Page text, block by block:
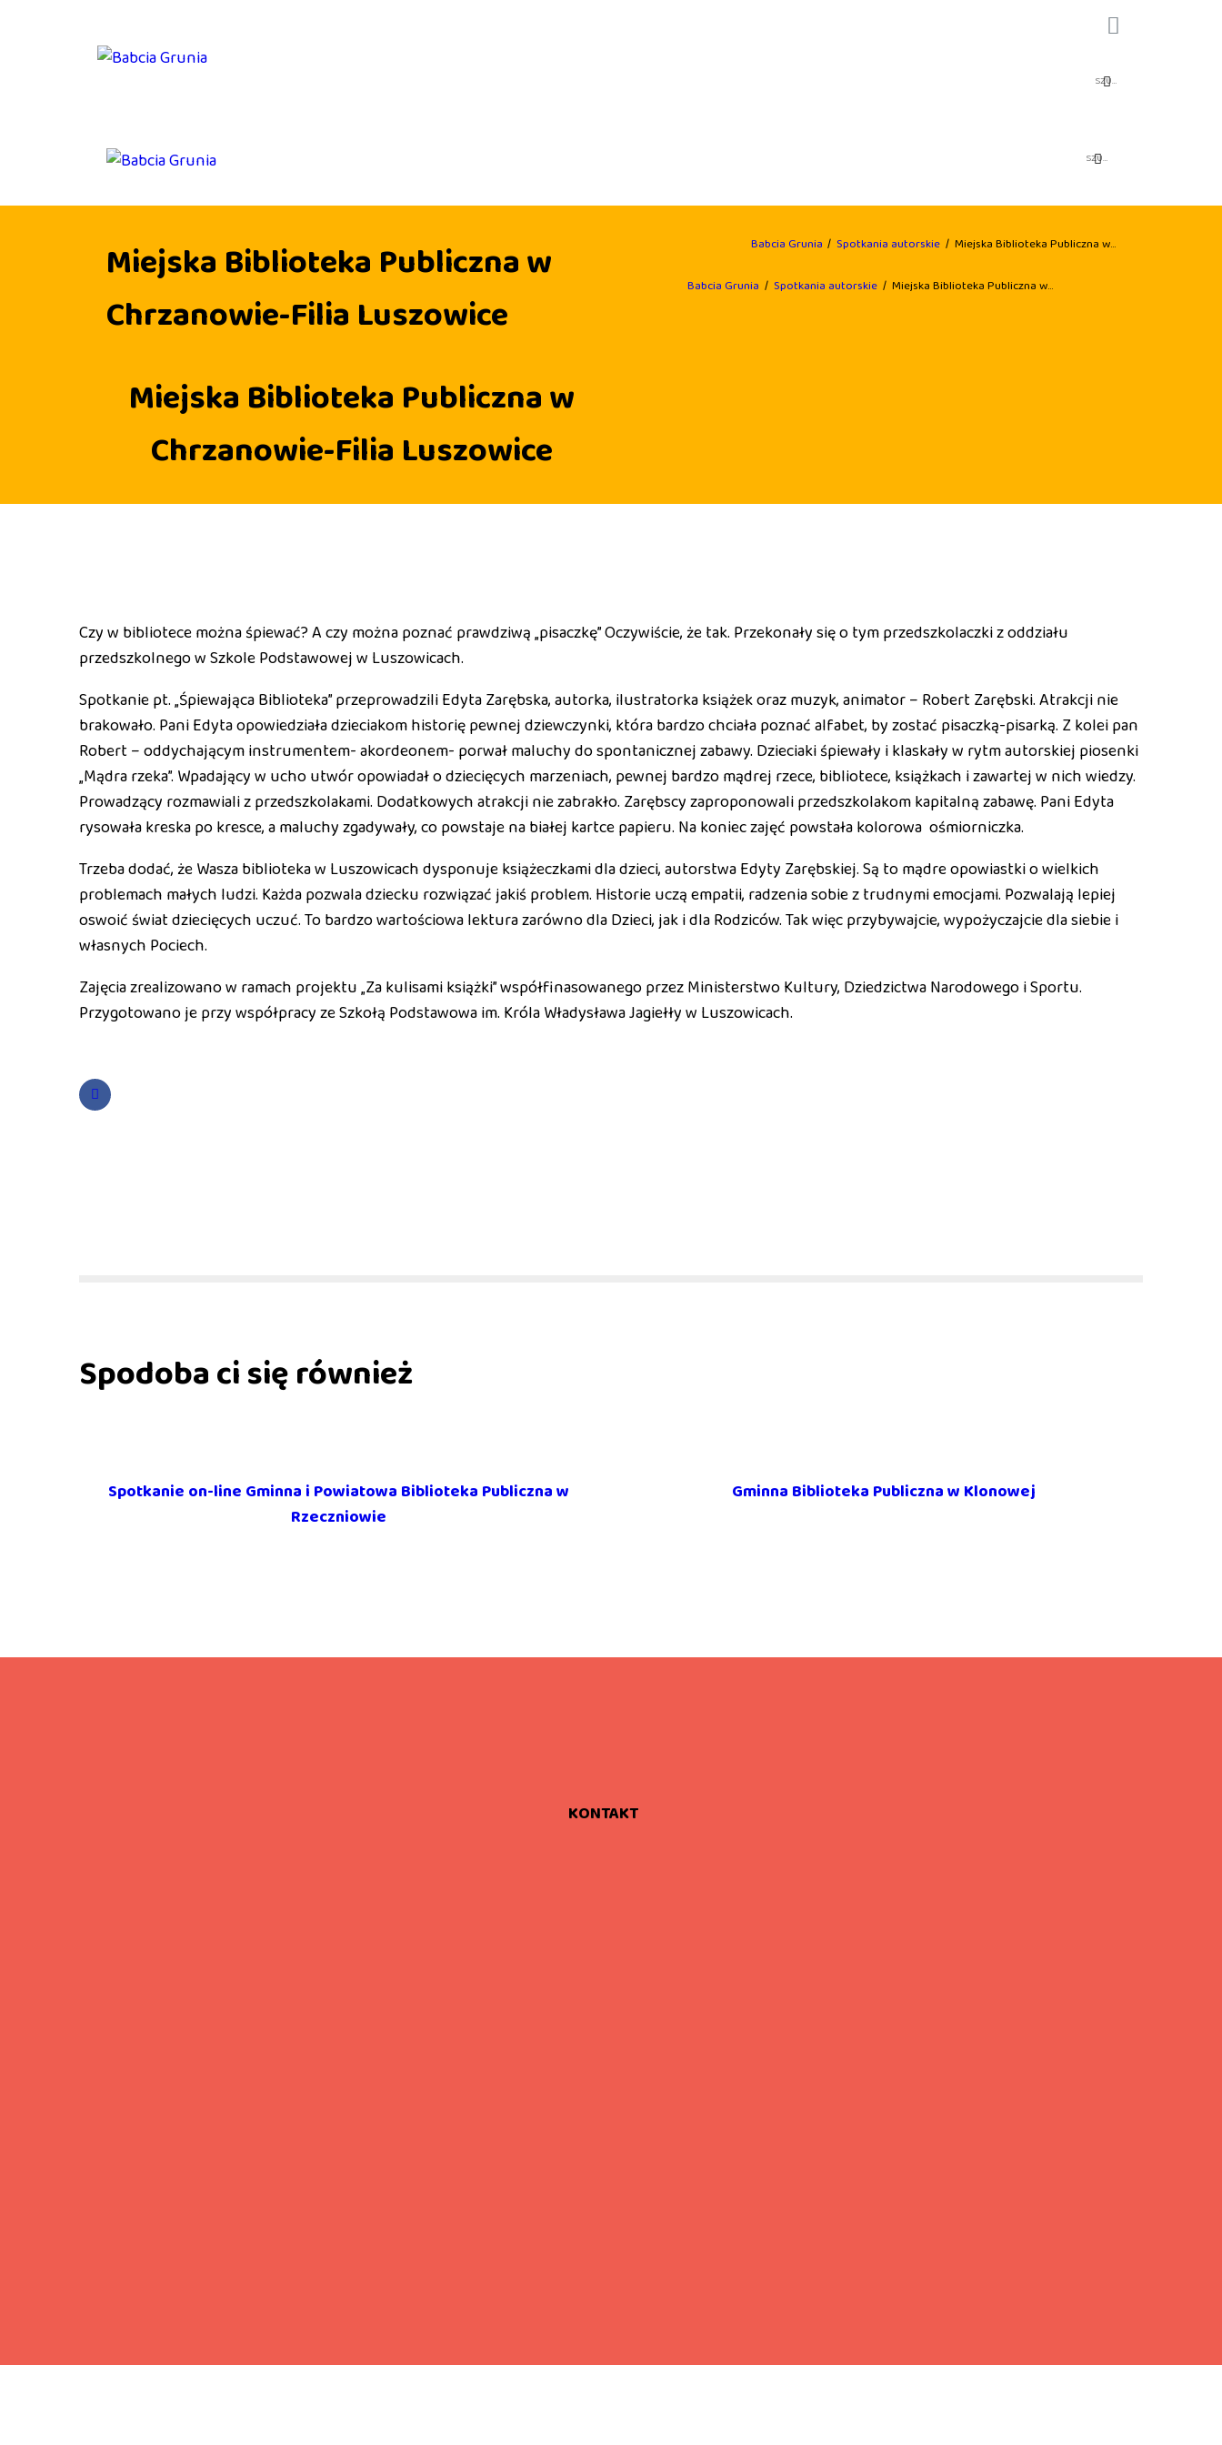
Miejska Biblioteka Publiczna w
Chrzanowie-Filia Luszowice
Miejska Biblioteka Publiczna w
Chrzanowie-Filia Luszowice
Babcia Grunia Spotkania autorskie Miejska Biblioteka Publiczna w...
Babcia Grunia Spotkania autorskie Miejska Biblioteka Publiczna w...
BLOG
Czy w bibliotece można śpiewać? A czy można poznać prawdziwą „pisaczkę” Oczywiście, że tak. Przekonały się o tym przedszkolaczki z oddziału
przedszkolnego w Szkole Podstawowej w Luszowicach.
Spotkanie pt. „Śpiewająca Biblioteka” przeprowadzili Edyta Zarębska, autorka, ilustratorka książek oraz muzyk, animator – Robert Zarębski. Atrakcji nie
brakowało. Pani Edyta opowiedziała dzieciakom historię pewnej dziewczynki, która bardzo chciała poznać alfabet, by zostać pisaczką-pisarką. Z kolei pan
Robert – oddychającym instrumentem- akordeonem- porwał maluchy do spontanicznej zabawy. Dzieciaki śpiewały i klaskały w rytm autorskiej piosenki
„Mądra rzeka”. Wpadający w ucho utwór opowiadał o dziecięcych marzeniach, pewnej bardzo mądrej rzece, bibliotece, książkach i zawartej w nich wiedzy.
Prowadzący rozmawiali z przedszkolakami. Dodatkowych atrakcji nie zabrakło. Zarębscy zaproponowali przedszkolakom kapitalną zabawę. Pani Edyta
rysowała kreska po kresce, a maluchy zgadywały, co powstaje na białej kartce papieru. Na koniec zajęć powstała kolorowa ośmiorniczka.
Trzeba dodać, że Wasza biblioteka w Luszowicach dysponuje książeczkami dla dzieci, autorstwa Edyty Zarębskiej. Są to mądre opowiastki o wielkich
problemach małych ludzi. Każda pozwala dziecku rozwiązać jakiś problem. Historie uczą empatii, radzenia sobie z trudnymi emocjami. Pozwalają lepiej
oswoić świat dziecięcych uczuć. To bardzo wartościowa lektura zarówno dla Dzieci, jak i dla Rodziców. Tak więc przybywajcie, wypożyczajcie dla siebie i
własnych Pociech.
Zajęcia zrealizowano w ramach projektu „Za kulisami książki” współfinasowanego przez Ministerstwo Kultury, Dziedzictwa Narodowego i Sportu.
Przygotowano je przy współpracy ze Szkołą Podstawowa im. Króla Władysława Jagiełły w Luszowicach.
Spodoba ci się również
Spotkanie on-line Gminna i Powiatowa Biblioteka Publiczna w
Rzeczniowie
Gminna Biblioteka Publiczna w Klonowej
KONTAKT